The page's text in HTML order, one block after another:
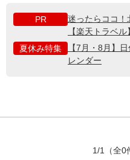
PR
迷ったらココ！
【楽天トラベル】
夏休み特集
【7月・8月】
レンダー
1/1 （全